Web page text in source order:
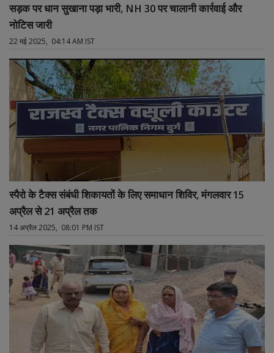
सड़क पर धान सुखाना पड़ा भारी, NH 30 पर चालानी कार्रवाई और
नोटिस जारी
22 मई 2025, 04:14 AM IST
स्पैरो के टैक्स संबंधी शिकायतों के लिए समाधान शिविर, मंगलवार 15
अप्रैल से 21 अप्रैल तक
14 अप्रैल 2025, 08:01 PM IST